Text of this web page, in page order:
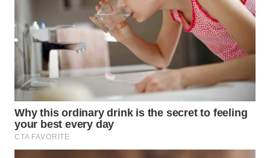
WN
TAPANULI
UTARA
WN
SAMOSIR
WN
PADANG